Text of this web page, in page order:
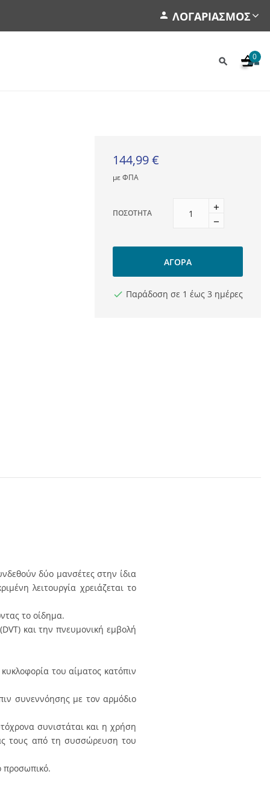
ΛΟΓΑΡΙΑΣΜΌΣ
0
144,99 €
με ΦΠΑ
ΠΟΣΌΤΗΤΑ
ΑΓΟΡΆ
Παράδοση σε 1 έως 3 ημέρες
δύο μανσέτες στην ίδια
λειτουργία χρειάζεται το
το οίδημα.
και την πνευμονική εμβολή
του αίματος κατόπιν
συνεννόησης με τον αρμόδιο
συνιστάται και η χρήση
τους από τη συσσώρευση του
προσωπικό.